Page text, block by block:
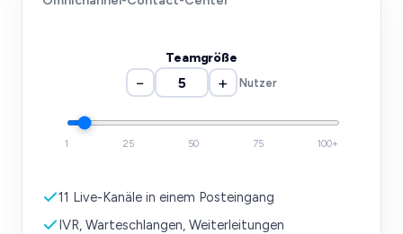
Teamgröße
− + Nutzer
1 25 50 75 100+
11 Live-Kanäle in einem Posteingang
IVR, Warteschlangen, Weiterleitungen